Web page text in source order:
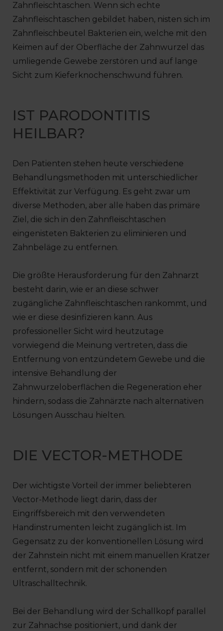
Zahnfleischtaschen. Wenn sich echte
Zahnfleischtaschen gebildet haben, nisten sich im
Zahnfleischbeutel Bakterien ein, welche mit den
Keimen auf der Oberfläche der Zahnwurzel das
umliegende Gewebe zerstören und auf lange
Sicht zum Kieferknochenschwund führen.
IST PARODONTITIS
HEILBAR?
Den Patienten stehen heute verschiedene
Behandlungsmethoden mit unterschiedlicher
Effektivität zur Verfügung. Es geht zwar um
diverse Methoden, aber alle haben das primäre
Ziel, die sich in den Zahnfleischtaschen
eingenisteten Bakterien zu eliminieren und
Zahnbeläge zu entfernen.
Die größte Herausforderung für den Zahnarzt
besteht darin, wie er an diese schwer
zugängliche Zahnfleischtaschen rankommt, und
wie er diese desinfizieren kann. Aus
professioneller Sicht wird heutzutage
vorwiegend die Meinung vertreten, dass die
Entfernung von entzündetem Gewebe und die
intensive Behandlung der
Zahnwurzeloberflächen die Regeneration eher
hindern, sodass die Zahnärzte nach alternativen
Lösungen Ausschau hielten.
DIE VECTOR-METHODE
Der wichtigste Vorteil der immer beliebteren
Vector-Methode liegt darin, dass der
Eingriffsbereich mit den verwendeten
Handinstrumenten leicht zugänglich ist. Im
Gegensatz zu der konventionellen Lösung wird
der Zahnstein nicht mit einem manuellen Kratzer
entfernt, sondern mit der schonenden
Ultraschalltechnik.
Bei der Behandlung wird der Schallkopf parallel
zur Zahnachse positioniert, und dank der